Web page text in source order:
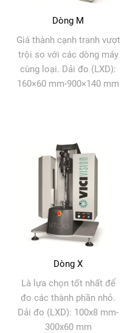
Dòng M
Giá thành cạnh tranh vượt
trội so với các dòng máy
cùng loại. Dải đo (LXD):
160×60 mm-900×140 mm
Dòng X
Là lựa chọn tốt nhất để
đo các thành phần nhỏ.
Dải đo (LXD): 100x8 mm-
300x60 mm